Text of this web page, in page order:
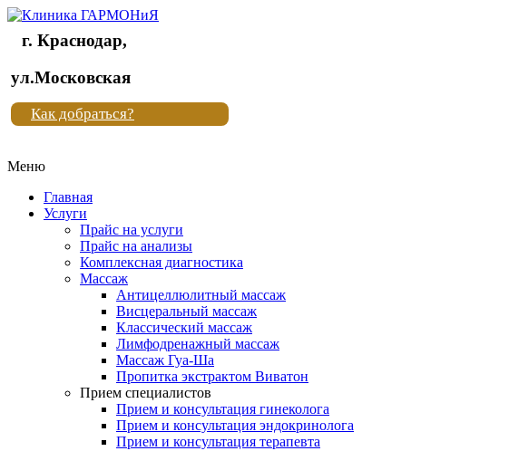
Клиника
"Новая
жизнь"
Клиника
жизнь"
г. Краснодар,
ул.Московская
Как добраться?
Меню
Главная
Услуги
Прайс на услуги
Прайс на анализы
Комплексная диагностика
Массаж
Антицеллюлитный массаж
Висцеральный массаж
Классический массаж
Лимфодренажный массаж
Массаж Гуа-Ша
Пропитка экстрактом Виватон
Прием специалистов
Прием и консультация гинеколога
Прием и консультация эндокринолога
Прием и консультация терапевта